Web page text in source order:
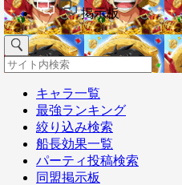
掲示板
キャラ一覧
最強ランキング
絞り込み検索
船長効果一覧
パーティ投稿検索
同盟掲示板